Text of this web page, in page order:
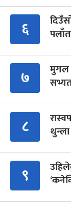
६
७
मुगल
८
९